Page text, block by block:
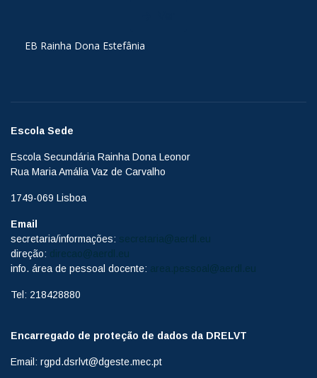
EB Rainha Dona Estefânia
Escola Sede
Escola Secundária Rainha Dona Leonor
Rua Maria Amália Vaz de Carvalho
1749-069 Lisboa
Email
secretaria/informações: secretaria@aerdl.eu
direção: direcao@aerdl.eu
info. área de pessoal docente: area.pessoal@aerdl.eu
Tel: 218428880
Encarregado de proteção de dados da DRELVT
Email: rgpd.dsrlvt@dgeste.mec.pt